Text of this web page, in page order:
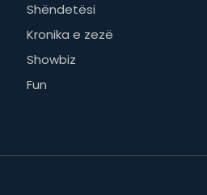
Shëndetësi
Kronika e zezë
Showbiz
Fun